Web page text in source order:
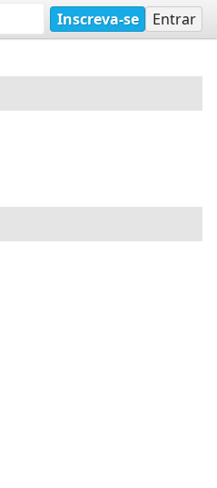
Inscreva-se Entrar